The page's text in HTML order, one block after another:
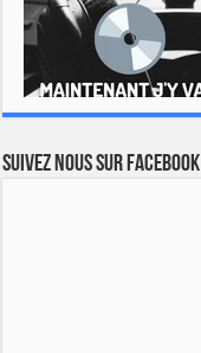
Suivez nous sur Facebook